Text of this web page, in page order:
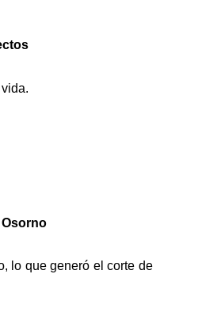
Osorno
lo que generó el corte de